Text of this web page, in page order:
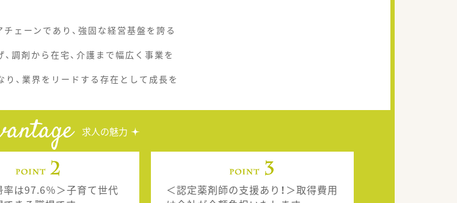
ェーンであり、強固な経営基盤を誇る
調剤から在宅、介護まで幅広く事業を
、業界をリードする存在として成長を
求人の魅力
率は97.6％＞子育て世代
＜認定薬剤師の支援あり！＞取得費用